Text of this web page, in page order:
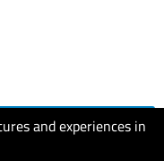
and experiences in